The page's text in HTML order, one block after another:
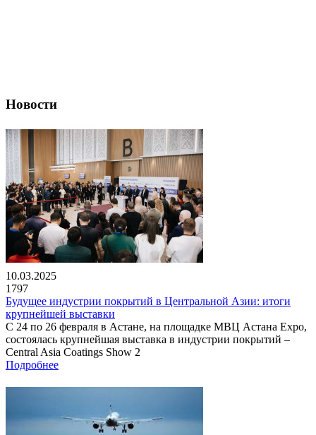
Новости
10.03.2025
1797
Будущее индустрии покрытий в Центральной Азии: итоги
крупнейшей выставки
С 24 по 26 февраля в Астане, на площадке МВЦ Астана Expo,
состоялась крупнейшая выставка в индустрии покрытий –
Central Asia Coatings Show 2
Подробнее